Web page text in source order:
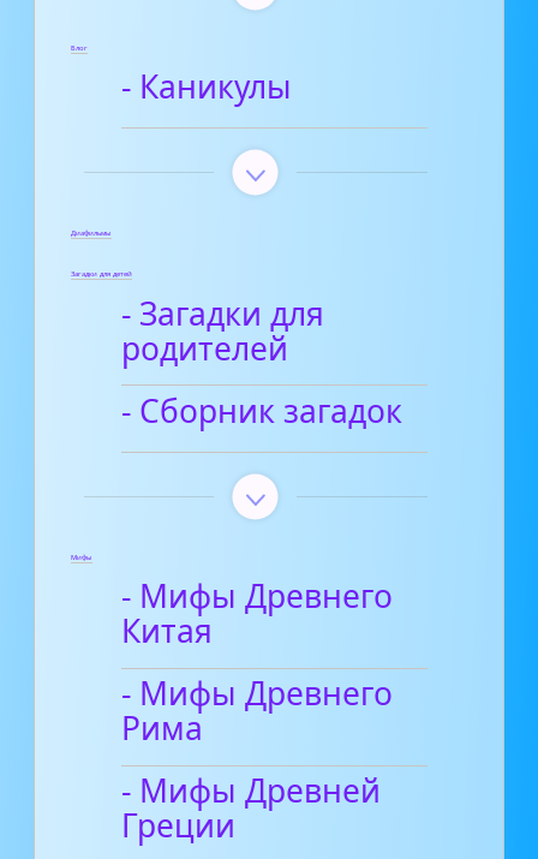
Блог
- Каникулы
Диафильмы
Загадки для детей
- Загадки для
родителей
- Сборник загадок
Мифы
- Мифы Древнего
Китая
- Мифы Древнего
Рима
- Мифы Древней
Греции